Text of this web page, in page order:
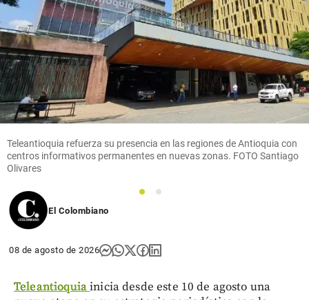
Teleantioquia refuerza su presencia en las regiones de Antioquia con
centros informativos permanentes en nuevas zonas. FOTO Santiago
Olivares
1
2
El Colombiano
08 de agosto de 2026
Teleantioquiainicia desde este 10 de agosto una